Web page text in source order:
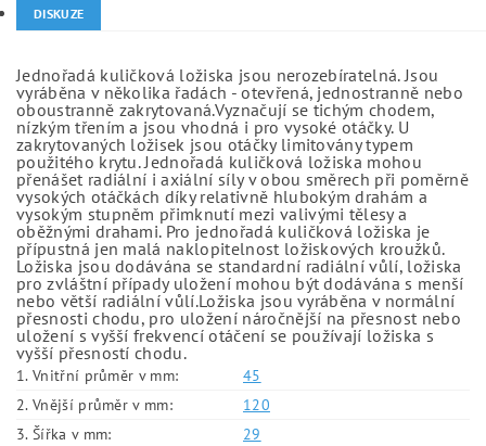
DISKUZE
Jednořadá kuličková ložiska jsou nerozebíratelná. Jsou
vyráběna v několika řadách - otevřená, jednostranně nebo
oboustranně zakrytovaná.Vyznačují se tichým chodem,
nízkým třením a jsou vhodná i pro vysoké otáčky. U
zakrytovaných ložisek jsou otáčky limitovány typem
použitého krytu. Jednořadá kuličková ložiska mohou
přenášet radiální i axiální síly v obou směrech při poměrně
vysokých otáčkách díky relativně hlubokým drahám a
vysokým stupněm přimknutí mezi valivými tělesy a
oběžnými drahami. Pro jednořadá kuličková ložiska je
přípustná jen malá naklopitelnost ložiskových kroužků.
Ložiska jsou dodávána se standardní radiální vůlí, ložiska
pro zvláštní případy uložení mohou být dodávána s menší
nebo větší radiální vůlí.Ložiska jsou vyráběna v normální
přesnosti chodu, pro uložení náročnější na přesnost nebo
uložení s vyšší frekvencí otáčení se používají ložiska s
vyšší přesností chodu.
1. Vnitřní průměr v mm:
45
2. Vnější průměr v mm:
120
3. Šířka v mm:
29